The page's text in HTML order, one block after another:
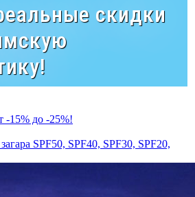
скидки
-15% до -25%!
SPF50, SPF40, SPF30, SPF20,